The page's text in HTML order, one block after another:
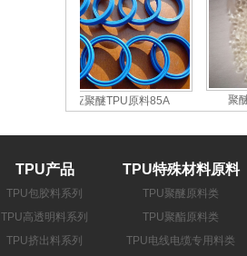
供应聚醚TPU原料85A 聚醚
TPU产品
TPU包胶料系列
TPU高透明料系列
TPU挤出料系列
TPU特殊材料原料
TPU聚醚原料类
TPU聚酯原料类
TPU电线电缆专用料类